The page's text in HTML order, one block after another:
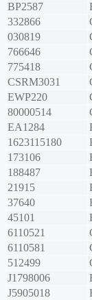
BP2587
332866
030819
766646
775418
CSRM3031
EWP220
80000514
EA1284
1623115180
173106
188487
21915
37640
45101
6110521
6110581
512499
J1798006
J5905018